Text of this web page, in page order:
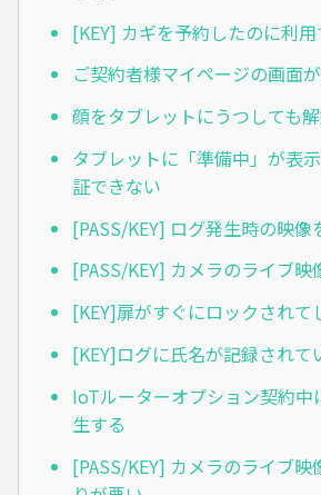
[KEY] カギを予約したのに利
ご契約者様マイページの画面
顔をタブレットにうつしても
タブレットに「準備中」が表
証できない
[PASS/KEY] ログ発生時の映像
[PASS/KEY] カメラのライブ
[KEY]扉がすぐにロックされて
[KEY]ログに氏名が記録されて
IoTルーターオプション契約中
生する
[PASS/KEY] カメラのライブ